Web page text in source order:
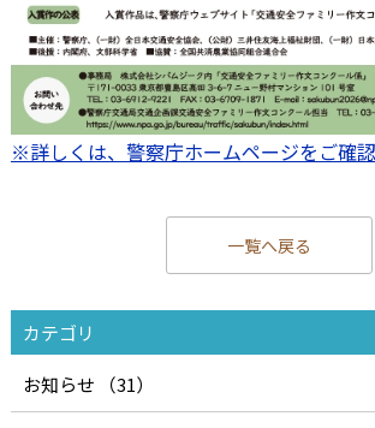
※詳しくは、警察庁ホームページをご確認
一覧へ戻る
カテゴリ
お知らせ （31）